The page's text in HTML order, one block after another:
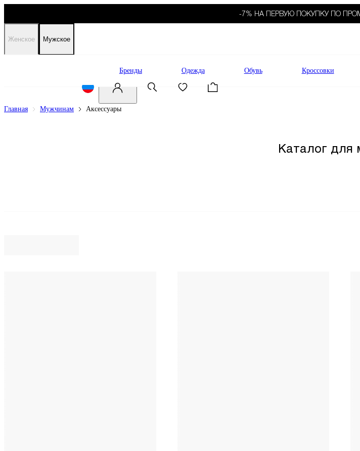
-7% НА ПЕРВУЮ ПОКУПКУ ПО
Женское Мужское
Бренды Одежда Обувь Кроссовки
Главная Мужчинам Аксессуары
Каталог для